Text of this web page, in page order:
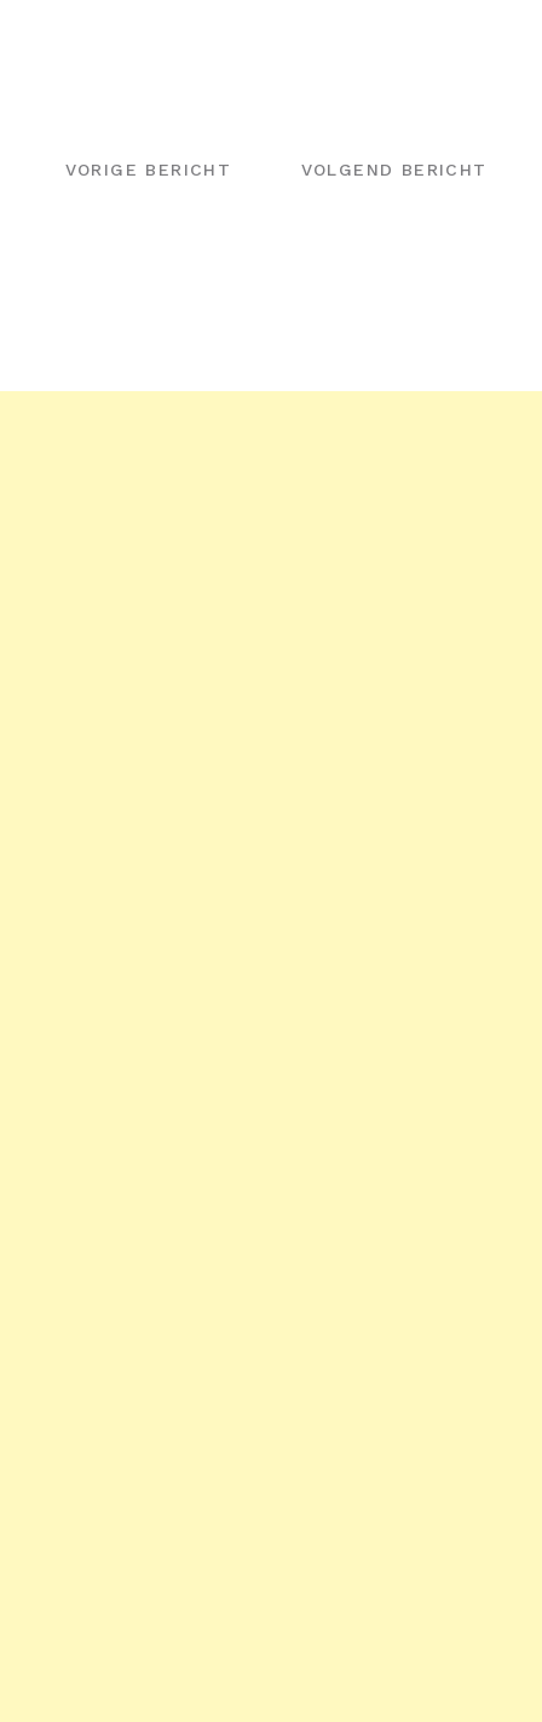
NAVIGATIE
VORIGE BERICHT VOLGEND BERICHT